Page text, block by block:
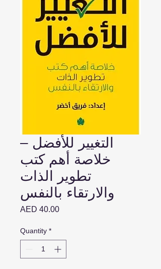
التغيير للأفضل –
خلاصة أهم كتب
تطوير الذات
والارتقاء بالنفس
AED 40.00Price
Quantity *